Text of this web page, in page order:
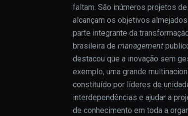
faltam. São inúmeros projetos
alcançam os objetivos
parte integrante da
brasileira de management
destacou que a inovação sem
exemplo, uma grande
constituído por líderes de
interdependências e ajudar a
de conhecimento em toda a